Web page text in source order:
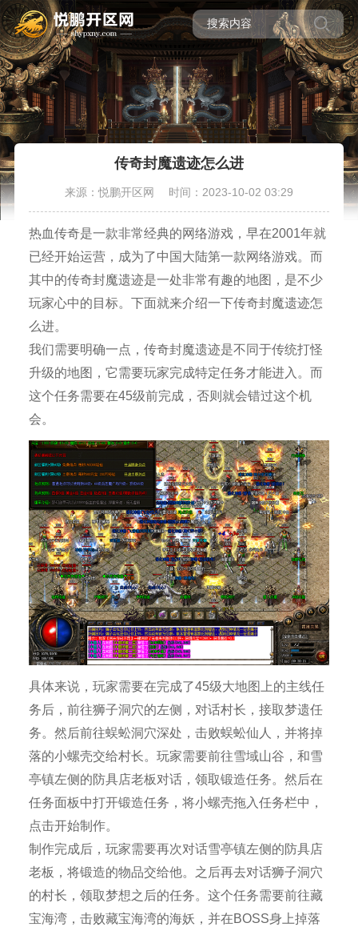
传奇封魔遗迹怎么进
来源：悦鹏开区网 时间：2023-10-02 03:29
热血传奇是一款非常经典的网络游戏，早在2001年就
已经开始运营，成为了中国大陆第一款网络游戏。而
其中的传奇封魔遗迹是一处非常有趣的地图，是不少
玩家心中的目标。下面就来介绍一下传奇封魔遗迹怎
么进。
我们需要明确一点，传奇封魔遗迹是不同于传统打怪
升级的地图，它需要玩家完成特定任务才能进入。而
这个任务需要在45级前完成，否则就会错过这个机
会。
具体来说，玩家需要在完成了45级大地图上的主线任
务后，前往狮子洞穴的左侧，对话村长，接取梦遗任
务。然后前往蜈蚣洞穴深处，击败蜈蚣仙人，并将掉
落的小螺壳交给村长。玩家需要前往雪域山谷，和雪
亭镇左侧的防具店老板对话，领取锻造任务。然后在
任务面板中打开锻造任务，将小螺壳拖入任务栏中，
点击开始制作。
制作完成后，玩家需要再次对话雪亭镇左侧的防具店
老板，将锻造的物品交给他。之后再去对话狮子洞穴
的村长，领取梦想之后的任务。这个任务需要前往藏
宝海湾，击败藏宝海湾的海妖，并在BOSS身上掉落